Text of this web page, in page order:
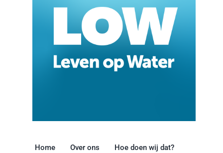
Home Over ons Hoe doen wij dat?